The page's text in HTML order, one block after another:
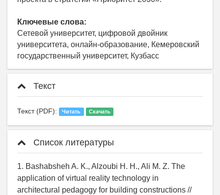
Ключевые слова:
Сетевой университет, цифровой двойник
университета, онлайн-образование, Кемеровский
государственный университет, Кузбасс
Текст
Текст (PDF): Читать Скачать
Список литературы
1. Bashabsheh A. K., Alzoubi H. H., Ali M. Z. The
application of virtual reality technology in
architectural pedagogy for building constructions //